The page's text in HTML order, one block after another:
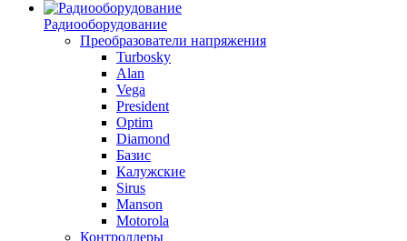
Радиооборудование
Преобразователи напряжения
Turbosky
Alan
Vega
President
Optim
Diamond
Базис
Калужские
Sirus
Manson
Motorola
Контроллеры